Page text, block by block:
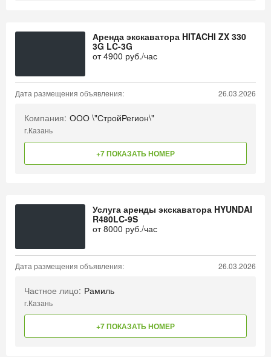
Аренда экскаватора HITACHI ZX 330
3G LC-3G
от4900 руб./час
Дата размещения объявления: 26.03.2026
Компания: ООО \"СтройРегион\"
г.Казань
+7 ПОКАЗАТЬ НОМЕР
Услуга аренды экскаватора HYUNDAI
R480LC-9S
от8000 руб./час
Дата размещения объявления: 26.03.2026
Частное лицо: Рамиль
г.Казань
+7 ПОКАЗАТЬ НОМЕР